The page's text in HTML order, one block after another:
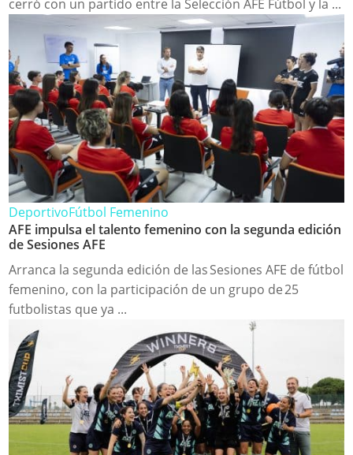
cerró con un partido entre la Selección AFE Fútbol y la ...
DeportivoFútbol Femenino
AFE impulsa el talento femenino con la segunda edición
de Sesiones AFE
Arranca la segunda edición de las Sesiones AFE de fútbol
femenino, con la participación de un grupo de 25
futbolistas que ya ...